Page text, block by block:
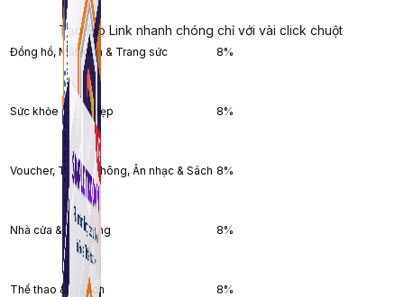
Tạo Bio Link nhanh chóng chỉ với vài click chuột
Đồng hồ, Mắt kính & Trang sức 8%
Sức khỏe & Sắc đẹp 8%
Voucher, Truyền thông, Ân nhạc & Sách 8%
Nhà cửa & Đời sống 8%
Thể thao & Du lịch 8%